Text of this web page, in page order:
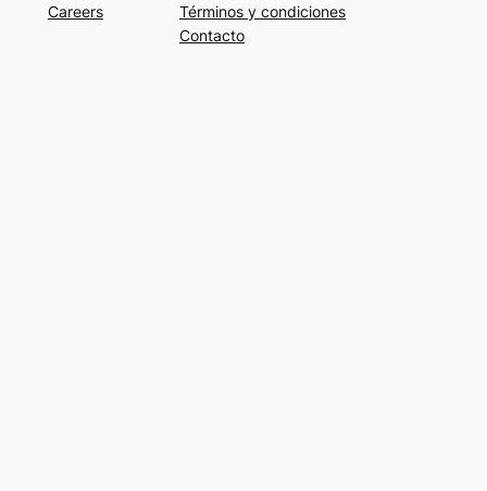
Careers
Términos y condiciones
Contacto